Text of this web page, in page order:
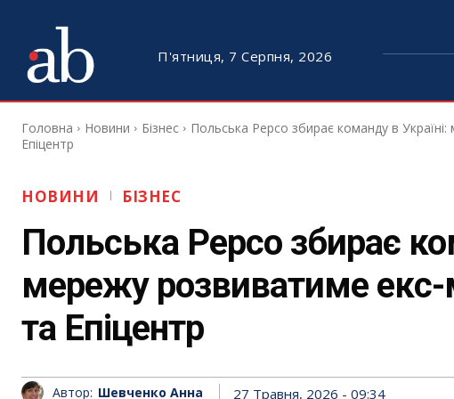
П'ятниця, 7 Серпня, 2026
Головна Новини Бізнес
Польська Pepco збирає команду в
Епіцентр
НОВИНИ БІЗНЕС
Польська Pepco збирає
мережу розвиватиме
та Епіцентр
Автор: Шевченко Анна 27 Травня, 2026 - 09:34